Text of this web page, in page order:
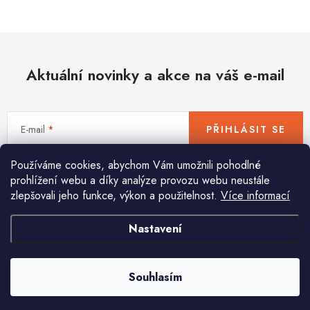
Používáme cookies, abychom Vám umožnili pohodlné
prohlížení webu a díky analýze provozu webu neustále
zlepšovali jeho funkce, výkon a použitelnost. Více informací
Nastavení
Souhlasím
Novinky
World Cleanup Day
Akční ceny
Půjčovna Kontaktuje nás
Obchodní podmínky
Vrácení a reklamace
Podmínky ochrany osobních údajů
Obchodní podmínky pro podnikatele
Způsob doručení a platby
Zásady používání cookies
Aktuální novinky a akce na váš e-mail
E-mail
Vložením e-mailu souhlasíte spodmínkami ochrany osobních údajů
PŘIHLÁSIT SE
Pomůžeme vám s výběrem
Potřebujete s něčím poradit? Jsme tu pro vás!
info@huka.cz